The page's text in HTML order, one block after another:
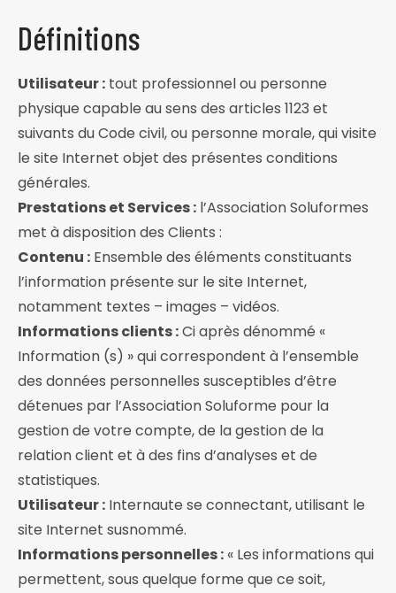
Définitions
Utilisateur : tout professionnel ou personne
physique capable au sens des articles 1123 et
suivants du Code civil, ou personne morale, qui visite
le site Internet objet des présentes conditions
générales.
Prestations et Services : l’Association Soluformes
met à disposition des Clients :
Contenu : Ensemble des éléments constituants
l’information présente sur le site Internet,
notamment textes – images – vidéos.
Informations clients :Ci après dénommé «
Information (s) » qui correspondent à l’ensemble
des données personnelles susceptibles d’être
détenues par l’Association Soluforme pour la
gestion de votre compte, de la gestion de la
relation client et à des fins d’analyses et de
statistiques.
Utilisateur : Internaute se connectant, utilisant le
site Internet susnommé.
Informations personnelles : « Les informations qui
permettent, sous quelque forme que ce soit,